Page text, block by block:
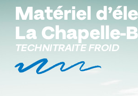
Matériel
La Chapelle-
TECHNITRAITE FROID